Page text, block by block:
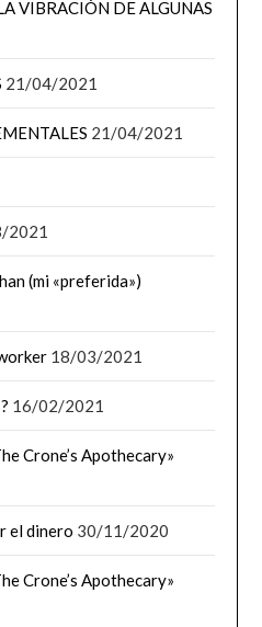
VIBRACIÓN DE ALGUNAS
21/04/2021
21/04/2021
2021
(mi «preferida»)
18/03/2021
16/02/2021
Crone’s Apothecary»
el dinero 30/11/2020
Crone’s Apothecary»